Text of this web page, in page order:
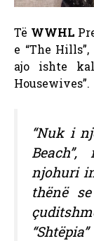
Të WWHL
e “The
ajo ishte
Housewives”.
“Nuk i
njohuri
thënë